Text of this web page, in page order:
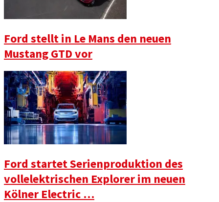
Ford stellt in Le Mans den neuen
Mustang GTD vor
Ford startet Serienproduktion des
vollelektrischen Explorer im neuen
Kölner Electric …